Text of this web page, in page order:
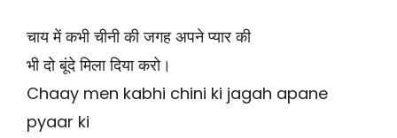
चाय में कभी चीनी की जगह अपने प्यार की
भी दो बूंदे मिला दिया करो।
Chaay men kabhi chini ki jagah apane
pyaar ki